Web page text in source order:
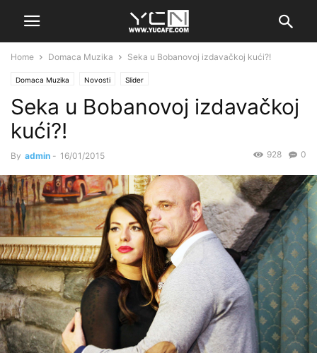
Home Domaca Muzika Seka u Bobanovoj izdavačkoj kući?!
Domaca Muzika Novosti Slider
Seka u Bobanovoj izdavačkoj
kući?!
By admin - 16/01/2015 0
928